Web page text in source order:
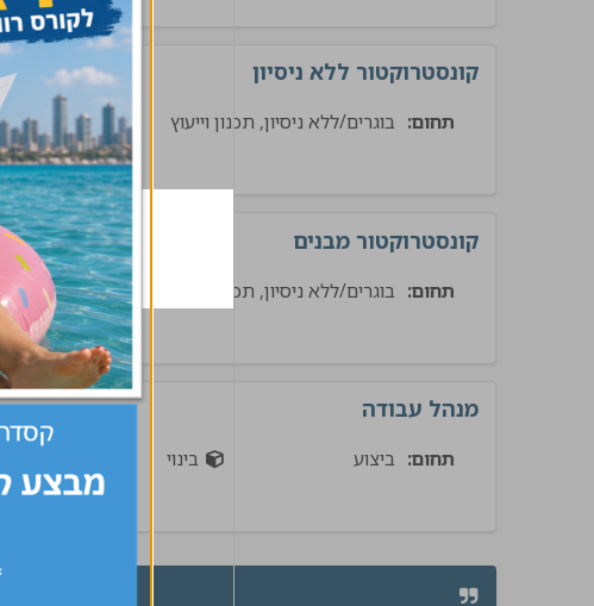
קונסטרוקטור ללא ניסיון
תחום: בוגרים/ללא ניסיון, תכנון וייעוץ תשתיות
קונסטרוקטור מבנים
תחום: בוגרים/ללא ניסיון, תכנון וייעוץ בינוי
מנהל עבודה
תחום: ביצוע בינוי